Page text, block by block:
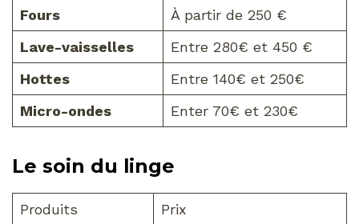
Fours
À partir de 250 €
Lave-vaisselles
Entre 280€ et 450 €
Hottes
Entre 140€ et 250€
Micro-ondes
Enter 70€ et 230€
Le soin du linge
Produits
Prix